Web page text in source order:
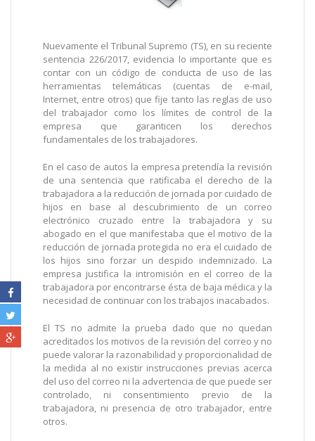
Nuevamente el Tribunal Supremo (TS), en su reciente
sentencia 226/2017, evidencia lo importante que es
contar con un código de conducta de uso de las
herramientas telemáticas (cuentas de e-mail,
Internet, entre otros) que fije tanto las reglas de uso
del trabajador como los límites de control de la
empresa que garanticen los derechos
fundamentales de los trabajadores.
En el caso de autos la empresa pretendía la revisión
de una sentencia que ratificaba el derecho de la
trabajadora a la reducción de jornada por cuidado de
hijos en base al descubrimiento de un correo
electrónico cruzado entre la trabajadora y su
abogado en el que manifestaba que el motivo de la
reducción de jornada protegida no era el cuidado de
los hijos sino forzar un despido indemnizado. La
empresa justifica la intromisión en el correo de la
trabajadora por encontrarse ésta de baja médica y la
necesidad de continuar con los trabajos inacabados.
El TS no admite la prueba dado que no quedan
acreditados los motivos de la revisión del correo y no
puede valorar la razonabilidad y proporcionalidad de
la medida al no existir instrucciones previas acerca
del uso del correo ni la advertencia de que puede ser
controlado, ni consentimiento previo de la
trabajadora, ni presencia de otro trabajador, entre
otros.